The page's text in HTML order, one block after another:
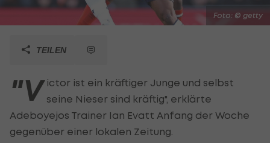
Foto: © getty
TEILEN
"V ictor ist ein kräftiger Junge und selbst
seine Nieser sind kräftig", erklärte
Adeboyejos Trainer Ian Evatt Anfang der Woche
gegenüber einer lokalen Zeitung.